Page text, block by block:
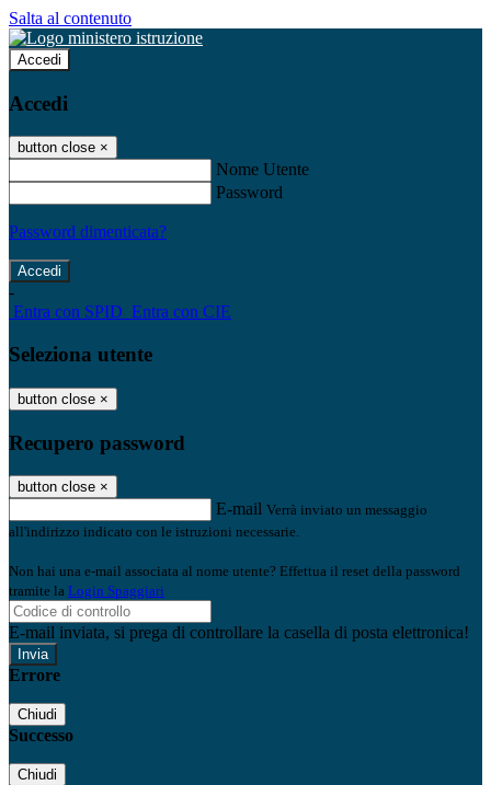
Salta al contenuto
Accedi
Accedi
button close ×
Nome Utente
Password
Password dimenticata?
-
Entra con SPID Entra con CIE
Seleziona utente
button close ×
Recupero password
button close ×
E-mail Verrà inviato un messaggio
all'indirizzo indicato con le istruzioni necessarie.
Non hai una e-mail associata al nome utente? Effettua il reset della password
tramite la Login Spaggiari
E-mail inviata, si prega di controllare la casella di posta elettronica!
Errore
Chiudi
Successo
Chiudi